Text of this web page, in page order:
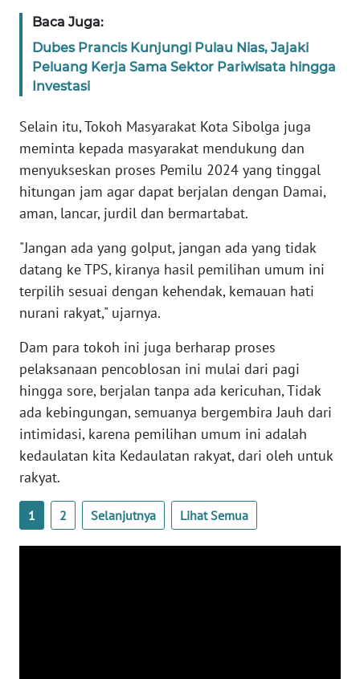
Baca Juga:
Dubes Prancis Kunjungi Pulau Nias, Jajaki
Peluang Kerja Sama Sektor Pariwisata hingga
Investasi
Selain itu, Tokoh Masyarakat Kota Sibolga juga
meminta kepada masyarakat mendukung dan
menyukseskan proses Pemilu 2024 yang tinggal
hitungan jam agar dapat berjalan dengan Damai,
aman, lancar, jurdil dan bermartabat.
"Jangan ada yang golput, jangan ada yang tidak
datang ke TPS, kiranya hasil pemilihan umum ini
terpilih sesuai dengan kehendak, kemauan hati
nurani rakyat," ujarnya.
Dam para tokoh ini juga berharap proses
pelaksanaan pencoblosan ini mulai dari pagi
hingga sore, berjalan tanpa ada kericuhan, Tidak
ada kebingungan, semuanya bergembira Jauh dari
intimidasi, karena pemilihan umum ini adalah
kedaulatan kita Kedaulatan rakyat, dari oleh untuk
rakyat.
1 2 Selanjutnya Lihat Semua
SERAMBI
WN
JAMBI
WN
SULTRA
WN
NTB
WN
SULTENG
SULBAR
WN
BABEL
WN
SUMBAR
WN